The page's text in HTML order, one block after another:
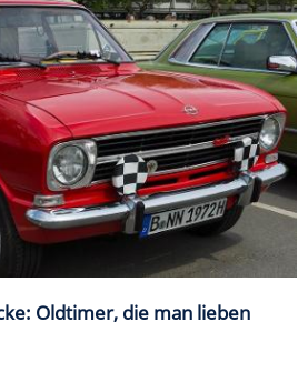
Oldtimer, die man lieben